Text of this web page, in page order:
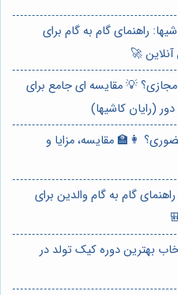
راهنمای گام به گام برای
🚀
💡 مقایسه ای جامع برای
(رایان کاشیها)
👩‍🏫 مقایسه، مزایا و
گام به گام والدین برای
بهترین دوره کیک تولد در